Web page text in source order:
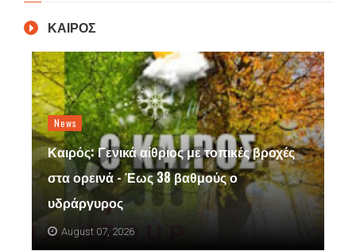
ΚΑΙΡΟΣ
News
Καιρός: Γενικά αίθριος με τοπικές βροχές
στα ορεινά - Έως 38 βαθμούς ο
υδράργυρος
August 07, 2026